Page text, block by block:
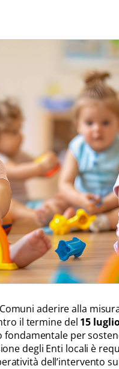
aderire alla
il termine del 15
per
degli Enti locali è
dell’intervento